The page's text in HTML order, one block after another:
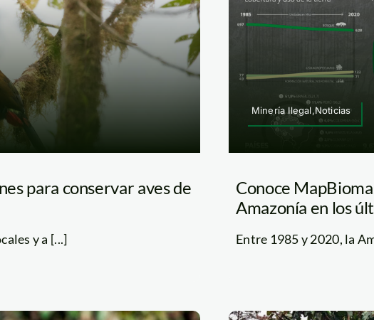
para conservar aves de
y a [...]
Minería Ilegal,Noticias
Conoce
Amazonía en los
Entre 1985 y 2020, la